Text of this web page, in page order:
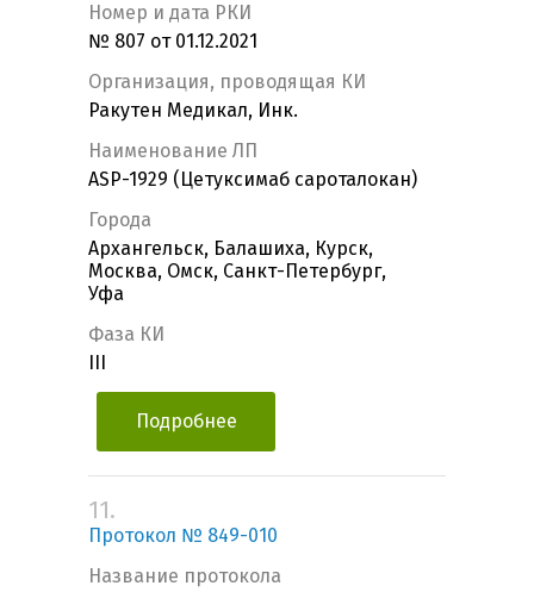
Номер и дата РКИ
№ 807 от 01.12.2021
Организация, проводящая КИ
Ракутен Медикал, Инк.
Наименование ЛП
ASP-1929 (Цетуксимаб сароталокан)
Города
Архангельск, Балашиха, Курск,
Москва, Омск, Санкт-Петербург,
Уфа
Фаза КИ
Подробнее
11.
Протокол № 849-010
Название протокола